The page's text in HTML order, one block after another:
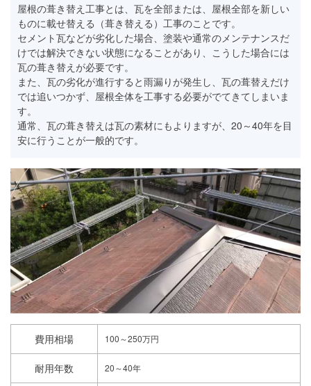
屋根の葺き替え工事とは、瓦を全部または、屋根全部を新しい
ものに載せ替える（葺き替える）工事のことです。
セメント瓦などが劣化した場合、塗装や通常のメンテナンスだ
けでは解決できない状態になることがあり、こうした場合には
瓦の葺き替えが必要です。
また、瓦の劣化が進行すると雨漏りが発生し、瓦の葺替えだけ
では追いつかず、屋根全体を工事する必要がでてきてしまいま
す。
通常、瓦の葺き替えは瓦の素材にもよりますが、20～40年を目
安に行うことが一般的です。
費用相場 100～250万円
耐用年数 20～40年